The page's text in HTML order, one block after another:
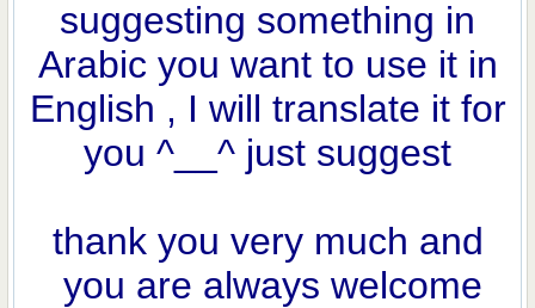
suggesting something in
Arabic you want to use it in
English , I will translate it for
you ^__^ just suggest
thank you very much and
you are always welcome